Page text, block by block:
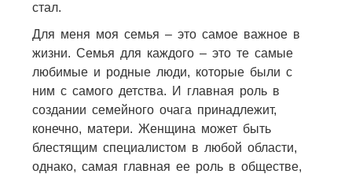
стал.
Для меня моя семья – это самое важное в
жизни. Семья для каждого – это те самые
любимые и родные люди, которые были с
ним с самого детства. И главная роль в
создании семейного очага принадлежит,
конечно, матери. Женщина может быть
блестящим специалистом в любой области,
однако, самая главная ее роль в обществе,